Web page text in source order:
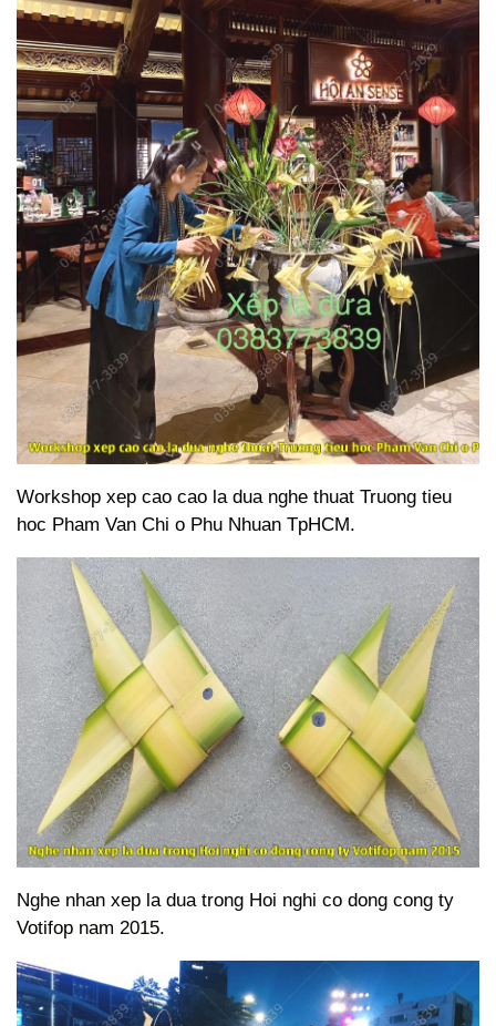
Workshop xep cao cao la dua nghe thuat Truong tieu
hoc Pham Van Chi o Phu Nhuan TpHCM.
Nghe nhan xep la dua trong Hoi nghi co dong cong ty
Votifop nam 2015.